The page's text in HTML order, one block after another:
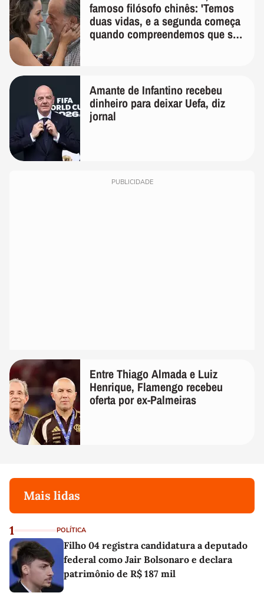
famoso filósofo chinês: 'Temos
duas vidas, e a segunda começa
quando compreendemos que só
Amante de Infantino recebeu
dinheiro para deixar Uefa, diz
jornal
PUBLICIDADE
Entre Thiago Almada e Luiz
Henrique, Flamengo recebeu
oferta por ex-Palmeiras
Mais lidas
1 POLÍTICA
Filho 04 registra candidatura a deputado
federal como Jair Bolsonaro e declara
patrimônio de R$ 187 mil